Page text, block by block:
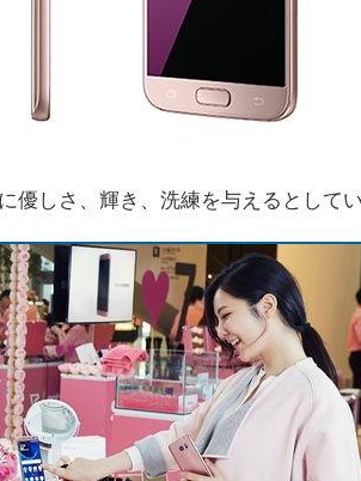
しさ、輝き、洗練を与えるとしてい